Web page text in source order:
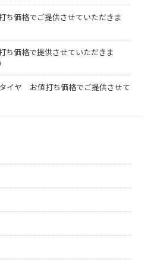
価格でご提供させていただきま
価格で提供させていただきま
イヤ お値打ち価格でご提供させて